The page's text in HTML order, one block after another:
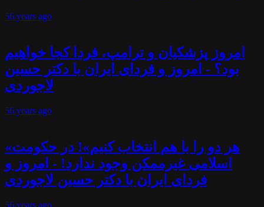
56 years ago
امروز پزشکیان و ترامپ، فردا کجا خواهیم
بود؟ - امروز و فردای ایران با دکتر حسین
لاجوردی
56 years ago
«هر دو را با هم انتخاب کنیم»! در حکومت
اسلامی غیرممکن وجود ندارد! - امروز و
فردای ایران با دکتر حسین لاجوردی
56 years ago